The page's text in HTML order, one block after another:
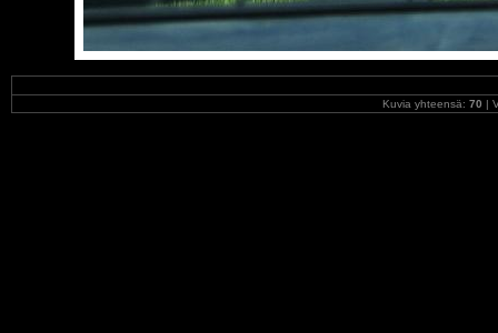
Kuvia yhteensä:70 |